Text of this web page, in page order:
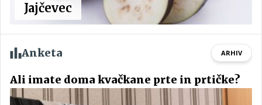
Jajčevec
Anketa ARHIV
Ali imate doma kvačkane prte in prtičke?